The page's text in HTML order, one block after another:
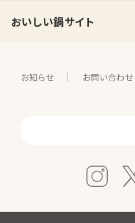
おいしい鍋サイト
お知らせ お問い合わせ